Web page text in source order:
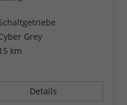
Grey
km
Details